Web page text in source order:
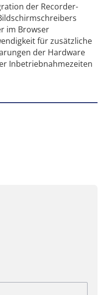
der Recorder-
im Browser
für zusätzliche
der Hardware
Inbetriebnahmezeiten